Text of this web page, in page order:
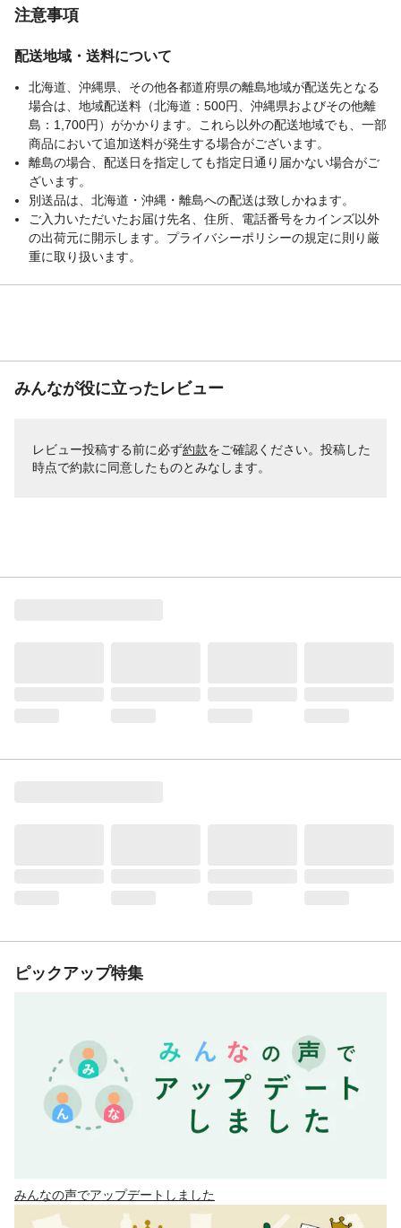
注意事項
配送地域・送料について
北海道、沖縄県、その他各都道府県の離島地域が配送先となる
場合は、地域配送料（北海道：500円、沖縄県およびその他離
島：1,700円）がかかります。これら以外の配送地域でも、一部
商品において追加送料が発生する場合がございます。
離島の場合、配送日を指定しても指定日通り届かない場合がご
ざいます。
別送品は、北海道・沖縄・離島への配送は致しかねます。
ご入力いただいたお届け先名、住所、電話番号をカインズ以外
の出荷元に開示します。プライバシーポリシーの規定に則り厳
重に取り扱います。
みんなが役に立ったレビュー
レビュー投稿する前に必ず約款をご確認ください。投稿した
時点で約款に同意したものとみなします。
ピックアップ特集
みんなの声でアップデートしました